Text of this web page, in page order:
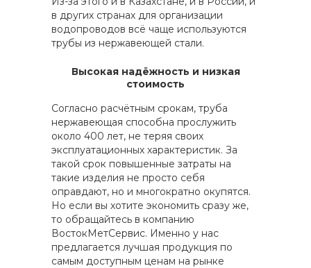
в других странах для организации
водопроводов всё чаще используются
трубы из нержавеющей стали.
Высокая надёжность и низкая
стоимость
Согласно расчётным срокам, труба
нержавеющая способна прослужить
около 400 лет, не теряя своих
эксплуатационных характеристик. За
такой срок повышенные затраты на
такие изделия не просто себя
оправдают, но и многократно окупятся.
Но если вы хотите экономить сразу же,
то обращайтесь в компанию
ВостокМетСервис. Именно у нас
предлагается лучшая продукция по
самым доступным ценам на рынке